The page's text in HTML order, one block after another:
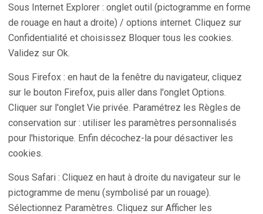
Sous Internet Explorer : onglet outil (pictogramme en forme
de rouage en haut a droite) / options internet. Cliquez sur
Confidentialité et choisissez Bloquer tous les cookies.
Validez sur Ok.
Sous Firefox : en haut de la fenêtre du navigateur, cliquez
sur le bouton Firefox, puis aller dans l'onglet Options.
Cliquer sur l'onglet Vie privée. Paramétrez les Règles de
conservation sur : utiliser les paramètres personnalisés
pour l'historique. Enfin décochez-la pour désactiver les
cookies.
Sous Safari : Cliquez en haut à droite du navigateur sur le
pictogramme de menu (symbolisé par un rouage).
Sélectionnez Paramètres. Cliquez sur Afficher les